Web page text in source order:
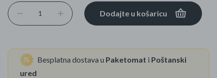
Dodajte u košaricu
Besplatna dostava u Paketomat i Poštanski
ured